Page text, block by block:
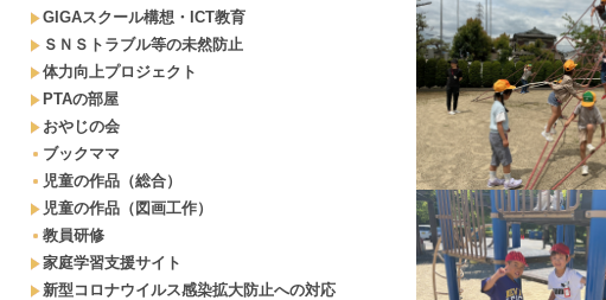
GIGAスクール構想・ICT教育
ＳＮＳトラブル等の未然防止
体力向上プロジェクト
PTAの部屋
おやじの会
ブックママ
児童の作品（総合）
児童の作品（図画工作）
教員研修
家庭学習支援サイト
新型コロナウイルス感染拡大防止への対応